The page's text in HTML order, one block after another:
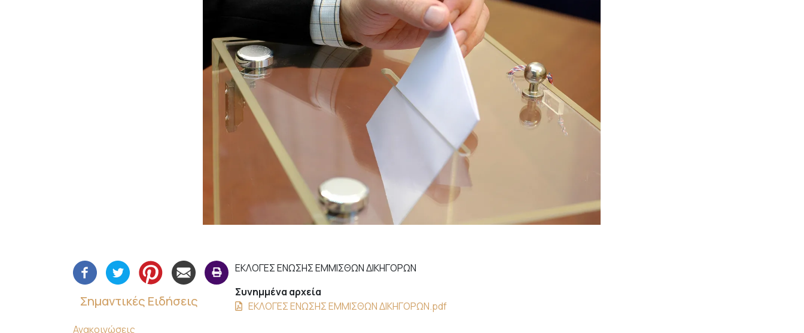
Σημαντικές Ειδήσεις
Ανακοινώσεις
ΕΚΛΟΓΕΣ ΕΝΩΣΗΣ ΕΜΜΙΣΘΩΝ ΔΙΚΗΓΟΡΩΝ
Συνημμένα αρχεία
ΕΚΛΟΓΕΣ ΕΝΩΣΗΣ ΕΜΜΙΣΘΩΝ ΔΙΚΗΓΟΡΩΝ.pdf